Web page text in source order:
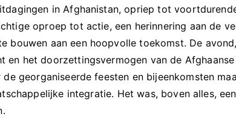
in Afghanistan, opriep tot
oproep tot actie, een herinnering aan de
bouwen aan een hoopvolle toekomst. De
en het doorzettingsvermogen van de
georganiseerde feesten en bijeenkomsten
integratie. Het was, boven alles,